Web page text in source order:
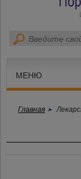
МЕНЮ
Главная